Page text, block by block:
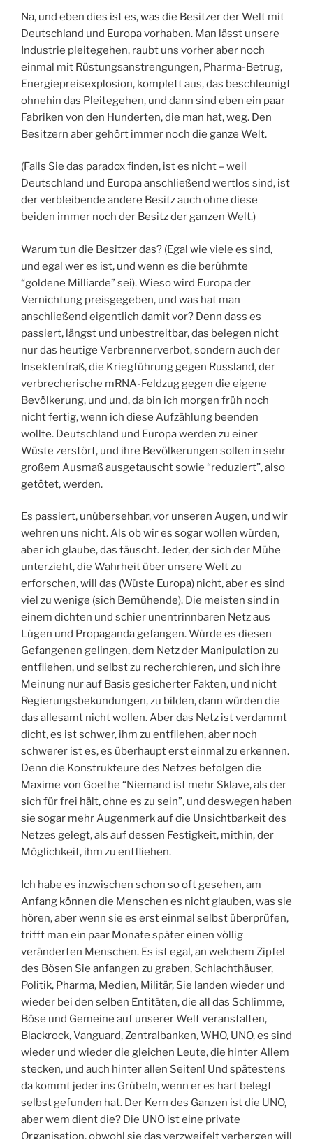
Na, und eben dies ist es, was die Besitzer der Welt mit
Deutschland und Europa vorhaben. Man lässt unsere
Industrie pleitegehen, raubt uns vorher aber noch
einmal mit Rüstungsanstrengungen, Pharma-Betrug,
Energiepreisexplosion, komplett aus, das beschleunigt
ohnehin das Pleitegehen, und dann sind eben ein paar
Fabriken von den Hunderten, die man hat, weg. Den
Besitzern aber gehört immer noch die ganze Welt.
(Falls Sie das paradox finden, ist es nicht – weil
Deutschland und Europa anschließend wertlos sind, ist
der verbleibende andere Besitz auch ohne diese
beiden immer noch der Besitz der ganzen Welt.)
Warum tun die Besitzer das? (Egal wie viele es sind,
und egal wer es ist, und wenn es die berühmte
“goldene Milliarde” sei). Wieso wird Europa der
Vernichtung preisgegeben, und was hat man
anschließend eigentlich damit vor? Denn dass es
passiert, längst und unbestreitbar, das belegen nicht
nur das heutige Verbrennerverbot, sondern auch der
Insektenfraß, die Kriegführung gegen Russland, der
verbrecherische mRNA-Feldzug gegen die eigene
Bevölkerung, und und, da bin ich morgen früh noch
nicht fertig, wenn ich diese Aufzählung beenden
wollte. Deutschland und Europa werden zu einer
Wüste zerstört, und ihre Bevölkerungen sollen in sehr
großem Ausmaß ausgetauscht sowie “reduziert”, also
getötet, werden.
Es passiert, unübersehbar, vor unseren Augen, und wir
wehren uns nicht. Als ob wir es sogar wollen würden,
aber ich glaube, das täuscht. Jeder, der sich der Mühe
unterzieht, die Wahrheit über unsere Welt zu
erforschen, will das (Wüste Europa) nicht, aber es sind
viel zu wenige (sich Bemühende). Die meisten sind in
einem dichten und schier unentrinnbaren Netz aus
Lügen und Propaganda gefangen. Würde es diesen
Gefangenen gelingen, dem Netz der Manipulation zu
entfliehen, und selbst zu recherchieren, und sich ihre
Meinung nur auf Basis gesicherter Fakten, und nicht
Regierungsbekundungen, zu bilden, dann würden die
das allesamt nicht wollen. Aber das Netz ist verdammt
dicht, es ist schwer, ihm zu entfliehen, aber noch
schwerer ist es, es überhaupt erst einmal zu erkennen.
Denn die Konstrukteure des Netzes befolgen die
Maxime von Goethe “Niemand ist mehr Sklave, als der
sich für frei hält, ohne es zu sein”, und deswegen haben
sie sogar mehr Augenmerk auf die Unsichtbarkeit des
Netzes gelegt, als auf dessen Festigkeit, mithin, der
Möglichkeit, ihm zu entfliehen.
Ich habe es inzwischen schon so oft gesehen, am
Anfang können die Menschen es nicht glauben, was sie
hören, aber wenn sie es erst einmal selbst überprüfen,
trifft man ein paar Monate später einen völlig
veränderten Menschen. Es ist egal, an welchem Zipfel
des Bösen Sie anfangen zu graben, Schlachthäuser,
Politik, Pharma, Medien, Militär, Sie landen wieder und
wieder bei den selben Entitäten, die all das Schlimme,
Böse und Gemeine auf unserer Welt veranstalten,
Blackrock, Vanguard, Zentralbanken, WHO, UNO, es sind
wieder und wieder die gleichen Leute, die hinter Allem
stecken, und auch hinter allen Seiten! Und spätestens
da kommt jeder ins Grübeln, wenn er es hart belegt
selbst gefunden hat. Der Kern des Ganzen ist die UNO,
aber wem dient die? Die UNO ist eine private
Organisation, obwohl sie das verzweifelt verbergen will